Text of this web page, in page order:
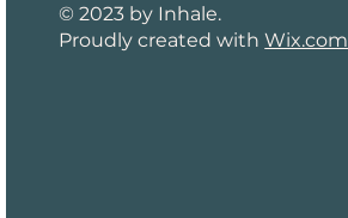
© 2023 by Inhale.
Proudly created withWix.com